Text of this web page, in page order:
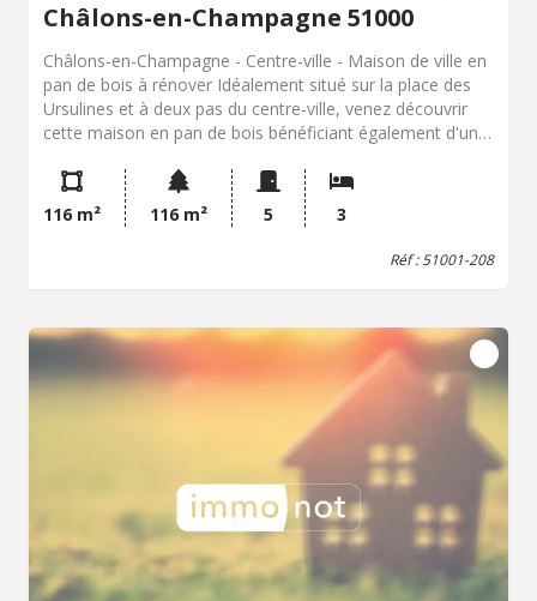
Châlons-en-Champagne 51000
Châlons-en-Champagne - Centre-ville - Maison de ville en
pan de bois à rénover Idéalement situé sur la place des
Ursulines et à deux pas du centre-ville, venez découvrir
cette maison en pan de bois bénéficiant également d'une
plusieurs niveaux, la maison se compose ainsi : - au sous-
sol : une cave. - au rez-de-chaussée : une entrée
desservant un agréable séjour, une cuisine donnant accès
à une véranda, un dégagement et un WC indépendant. -
d'eau avec WC. - au deuxième étage : une troisième
chambre, un dégagement et un grenier offrant la
possibilité d'être aménagé en quatrième chambre, un
bureau ou un espace selon vos besoins. A l'extérieur,
vous profiterez d'une cour sans vis-à-vis, idéale pour les
repas en famille ou les moments de détente. Une petite
dépendance complète l'ensemble et constitue un espace
de stockage pratique. Les informations sur les risques
auxquels ce bien est exposé sont disponibles sur le site
Géorisques : www.georisques.gouv.fr. Contactez notre
office notarial pour obtenir de plus amples
renseignements.
116 m² 116 m² 5 3
Réf : 51001-208